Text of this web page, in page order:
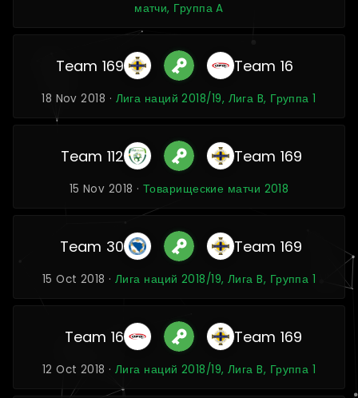
матчи, Группа A
Team 169 Team 16
18 Nov 2018 · Лига наций 2018/19, Лига B, Группа 1
Team 112 Team 169
15 Nov 2018 · Товарищеские матчи 2018
Team 30 Team 169
15 Oct 2018 ·Лига наций 2018/19, Лига B, Группа 1
Team 16 Team 169
12 Oct 2018 ·Лига наций 2018/19, Лига B, Группа 1